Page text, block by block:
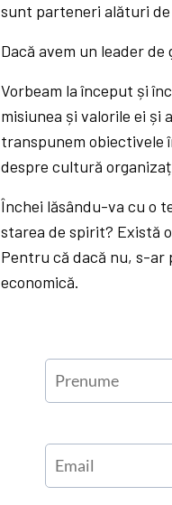
sunt parteneri alături
Dacă avem un leader
Vorbeam la început și
misiunea și valorile ei și
transpunem obiectivele
despre cultură
Închei lăsându-va cu o
starea de spirit? Există
Pentru că dacă nu, s-ar
economică.